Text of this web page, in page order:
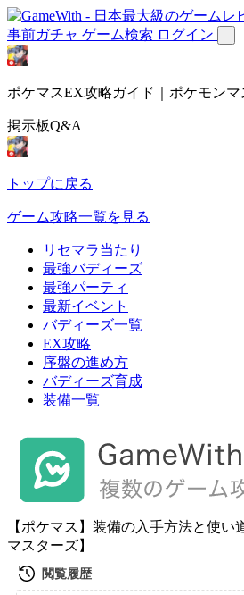
事前ガチャ ゲーム検索 ログイン
ポケマスEX攻略ガイド｜ポケモン
掲示板Q&A
トップに戻る
ゲーム攻略一覧を見る
リセマラ当たり
最強バディーズ
最強パーティ
最新イベント
バディーズ一覧
EX攻略
序盤の進め方
バディーズ育成
装備一覧
【ポケマス】装備の入手方法と使い
マスターズ】